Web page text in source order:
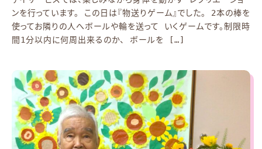
ンを行っています。 この日は『物送りゲーム』でした。 2本の棒を
使ってお隣りの人へボールや輪を送って いくゲームです。制限時
間1分以内に何周出来るのか、 ボールを […]